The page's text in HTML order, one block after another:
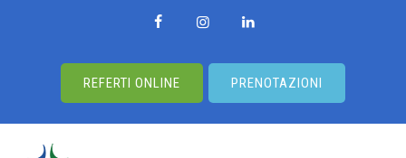
REFERTI ONLINE PRENOTAZIONI